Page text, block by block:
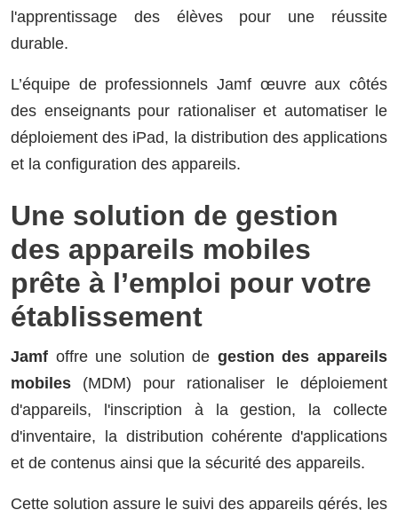
l'apprentissage des élèves pour une réussite
durable.
L’équipe de professionnels Jamf œuvre aux côtés
des enseignants pour rationaliser et automatiser le
déploiement des iPad, la distribution des applications
et la configuration des appareils.
Une solution de gestion
des appareils mobiles
prête à l’emploi pour votre
établissement
Jamf offre une solution de gestion des appareils
mobiles (MDM) pour rationaliser le déploiement
d'appareils, l'inscription à la gestion, la collecte
d'inventaire, la distribution cohérente d'applications
et de contenus ainsi que la sécurité des appareils.
Cette solution assure le suivi des appareils gérés, les